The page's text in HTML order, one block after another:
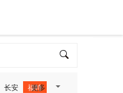
长安 福特
更多